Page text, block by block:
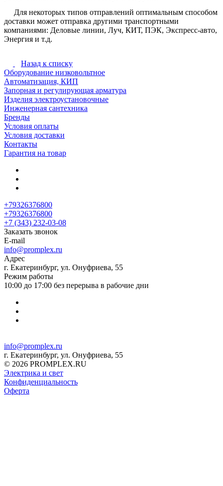
Для некоторых типов отправлений оптимальным способом
доставки может отправка другими транспортными
компаниями: Деловые линии, Луч, КИТ, ПЭК, Экспресс-авто,
Энергия и т.д.
Назад к списку
Оборудование низковольтное
Автоматизация, КИП
Запорная и регулирующая арматура
Изделия электроустановочные
Инженерная сантехника
Бренды
Условия оплаты
Условия доставки
Контакты
Гарантия на товар
+79326376800
+79326376800
+7 (343) 232-03-08
Заказать звонок
E-mail
info@promplex.ru
Адрес
г. Екатеринбург, ул. Онуфриева, 55
Режим работы
10:00 до 17:00 без перерыва в рабочие дни
info@promplex.ru
г. Екатеринбург, ул. Онуфриева, 55
© 2026 PROMPLEX.RU
Электрика и свет
Конфиденциальность
Оферта